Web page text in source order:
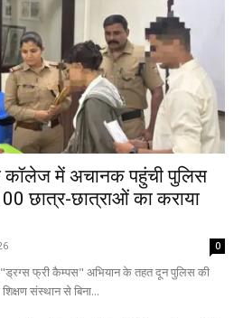
में अचानक पहुंची पुलिस
छात्र-छात्राओं का कराया
0
"ड्रग्स फ्री कैम्पस" अभियान के तहत दून पुलिस की
संस्थान से बिना...